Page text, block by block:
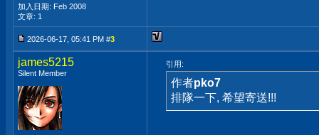
加入日期: Feb 2008
文章: 1
2026-06-17, 05:41 PM #3
james5215
Silent Member
引用:
作者pko7
排隊一下, 希望寄送!!!